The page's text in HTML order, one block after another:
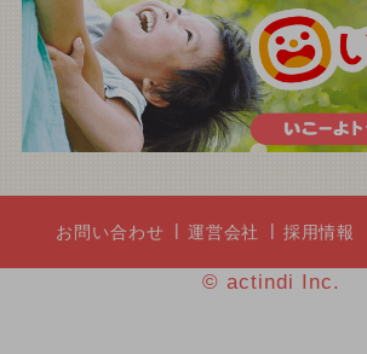
お問い合わせ 運営会社 採用情報
© actindi Inc.